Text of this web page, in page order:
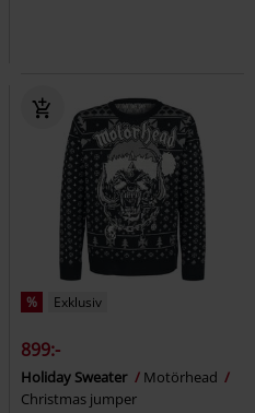
% Exklusiv
899:-
Holiday Sweater
Motörhead
Christmas jumper